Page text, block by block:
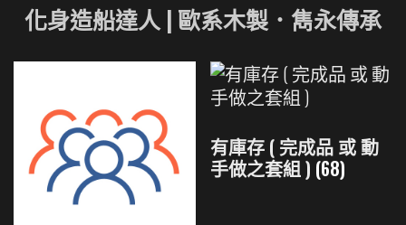
化身造船達人 | 歐系木製．雋永傳承
有庫存 ( 完成品 或 動
手做之套組 ) (68)